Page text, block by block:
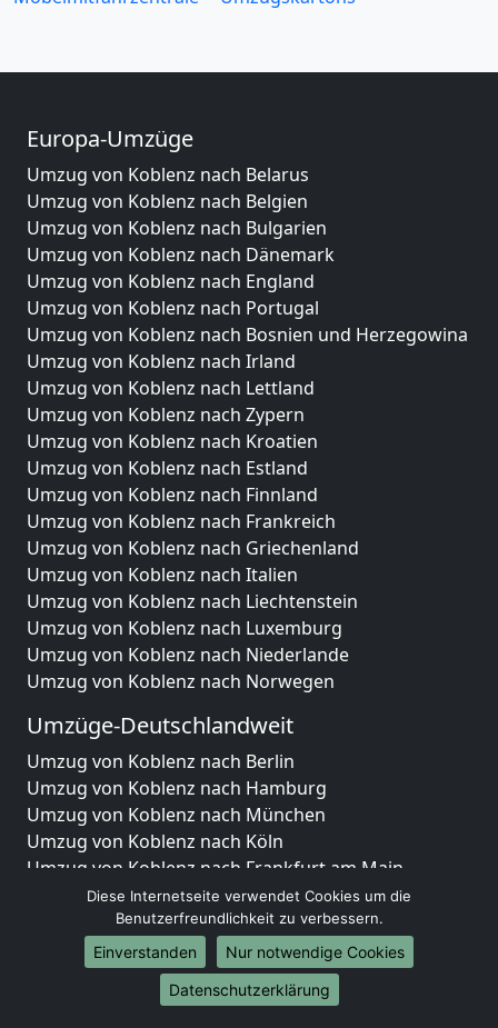
Europa-Umzüge
Umzug von Koblenz nach Belarus
Umzug von Koblenz nach Belgien
Umzug von Koblenz nach Bulgarien
Umzug von Koblenz nach Dänemark
Umzug von Koblenz nach England
Umzug von Koblenz nach Portugal
Umzug von Koblenz nach Bosnien und Herzegowina
Umzug von Koblenz nach Irland
Umzug von Koblenz nach Lettland
Umzug von Koblenz nach Zypern
Umzug von Koblenz nach Kroatien
Umzug von Koblenz nach Estland
Umzug von Koblenz nach Finnland
Umzug von Koblenz nach Frankreich
Umzug von Koblenz nach Griechenland
Umzug von Koblenz nach Italien
Umzug von Koblenz nach Liechtenstein
Umzug von Koblenz nach Luxemburg
Umzug von Koblenz nach Niederlande
Umzug von Koblenz nach Norwegen
Umzüge-Deutschlandweit
Umzug von Koblenz nach Berlin
Umzug von Koblenz nach Hamburg
Umzug von Koblenz nach München
Umzug von Koblenz nach Köln
Umzug von Koblenz nach Frankfurt am Main
Umzug von Koblenz nach Stuttgart
Umzug von Koblenz nach Düsseldorf
Umzug von Koblenz nach Leipzig
Umzug von Koblenz nach Dortmund
Umzug von Koblenz nach Essen
Diese Internetseite verwendet Cookies um die
Benutzerfreundlichkeit zu verbessern.
Einverstanden
Nur notwendige Cookies
Datenschutzerklärung